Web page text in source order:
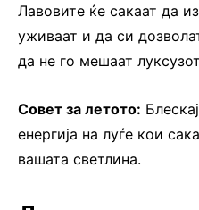
Лавовите ќе сакаат да
уживаат и да си
да не го мешаат
Совет за летото:
енергија на луѓе кои
вашата светлина.